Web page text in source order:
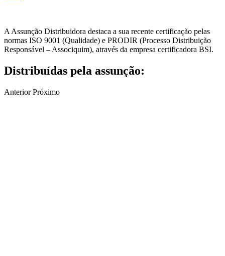
A Assunção Distribuidora destaca a sua recente certificação pelas
normas ISO 9001 (Qualidade) e PRODIR (Processo Distribuição
Responsável – Associquim), através da empresa certificadora BSI.
Distribuídas pela assunção:
Anterior Próximo